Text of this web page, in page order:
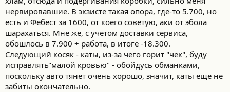
нервировавшие. В экзисте такая опора, где-то 5.700, но
есть и Фебест за 1600, от коего советую, аки от эбола
шарахаться. Мне же, с учетом доставки сервиса,
обошлось в 7.900 + работа, в итоге -18.300.
Следующий косяк - каты, из-за чего горит "чек", буду
исправлять"малой кровью" - обойдусь обманками,
поскольку авто тянет очень хорошо, значит, каты еще не
забиты окончательно.